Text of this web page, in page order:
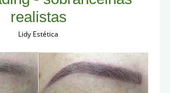
realistas
Lidy Estética